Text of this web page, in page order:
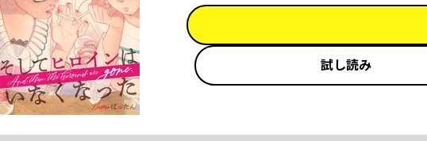
試し読み